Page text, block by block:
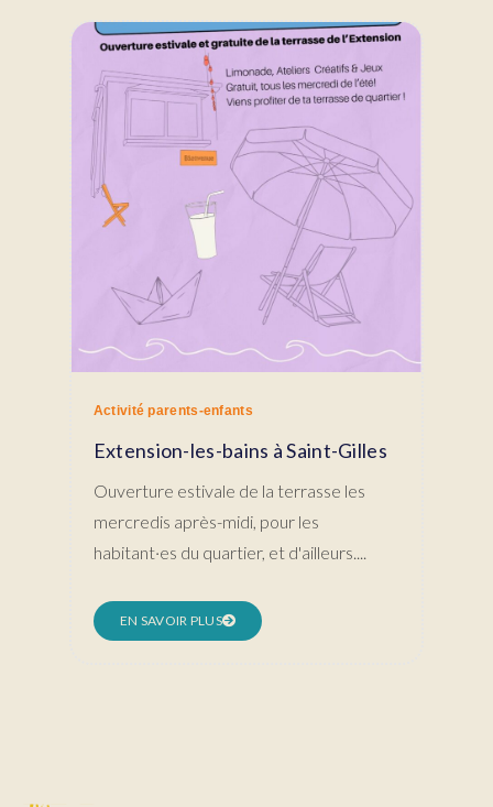
Activité parents-enfants
Extension-les-bains à Saint-Gilles
Ouverture estivale de la terrasse les
mercredis après-midi, pour les
habitant·es du quartier, et d'ailleurs....
EN SAVOIR PLUS